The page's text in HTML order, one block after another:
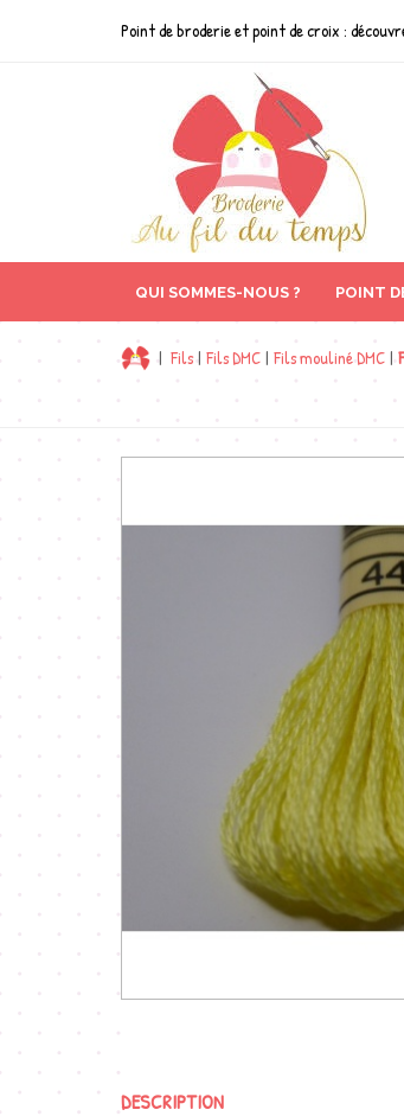
Point de broderie et point de croix :
QUI SOMMES-NOUS ? POINT
| Fils| Fils DMC| Fils mouliné DMC|
DESCRIPTION